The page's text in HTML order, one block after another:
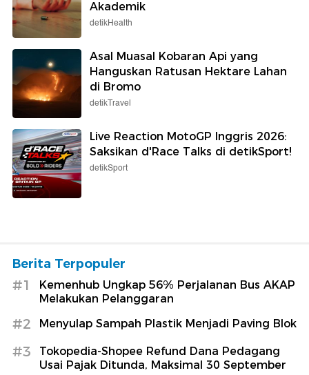
Akademik
detikHealth
Asal Muasal Kobaran Api yang
Hanguskan Ratusan Hektare Lahan
di Bromo
detikTravel
Live Reaction MotoGP Inggris 2026:
Saksikan d'Race Talks di detikSport!
detikSport
Berita Terpopuler
#1
Kemenhub Ungkap 56% Perjalanan Bus AKAP
Melakukan Pelanggaran
#2 Menyulap Sampah Plastik Menjadi Paving Blok
#3
Tokopedia-Shopee Refund Dana Pedagang
Usai Pajak Ditunda, Maksimal 30 September